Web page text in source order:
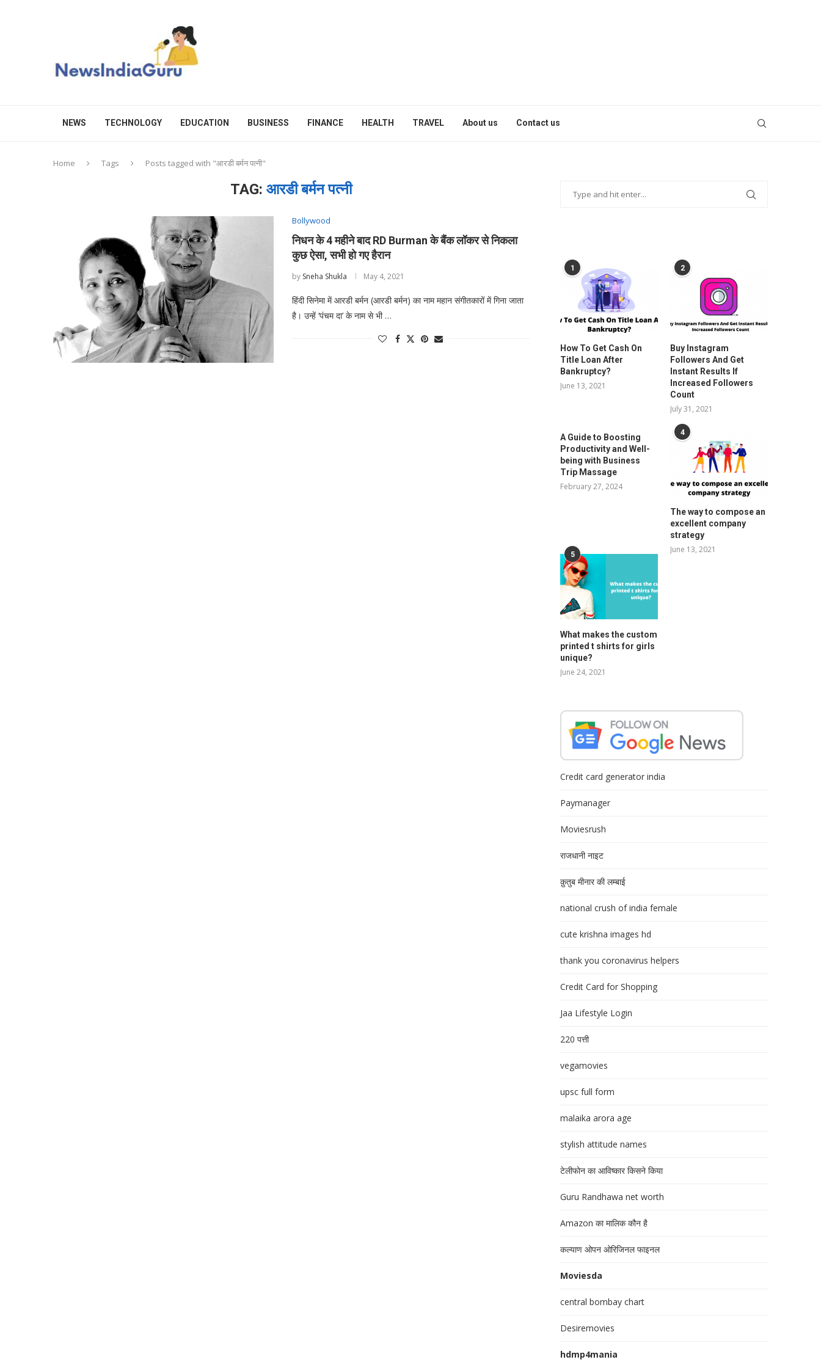
NEWS TECHNOLOGY EDUCATION BUSINESS FINANCE HEALTH TRAVEL About us Contact us
Home Tags Posts tagged with "आरडी बर्मन पत्नी"
TAG:आरडी बर्मन पत्नी
Bollywood
निधन के 4 महीने बाद RD Burman के बैंक लॉकर से निकला
कुछ ऐसा, सभी हो गए हैरान
by Sneha Shukla May 4, 2021
हिंदी सिनेमा में आरडी बर्मन (आरडी बर्मन) का नाम महान संगीतकारों में गिना जाता
है। उन्हें ‘पंचम दा’ के नाम से भी …
1
How To Get Cash On
Title Loan After
Bankruptcy?
June 13, 2021
2
Buy Instagram
Followers And Get
Instant Results If
Increased Followers
Count
July 31, 2021
A Guide to Boosting
Productivity and Well-
being with Business
Trip Massage
February 27, 2024
4
The way to compose an
excellent company
strategy
June 13, 2021
5
What makes the custom
printed t shirts for girls
unique?
June 24, 2021
Credit card generator india
Paymanager
Moviesrush
राजधानी नाइट
क़ुतुब मीनार की लम्बाई
national crush of india female
cute krishna images hd
thank you coronavirus helpers
Credit Card for Shopping
Jaa Lifestyle Login
220 पत्ती
vegamovies
upsc full form
malaika arora age
stylish attitude names
टेलीफोन का आविष्कार किसने किया
Guru Randhawa net worth
Amazon का मालिक कौन है
कल्याण ओपन ओरिजिनल फाइनल
Moviesda
central bombay chart
Desiremovies
hdmp4mania